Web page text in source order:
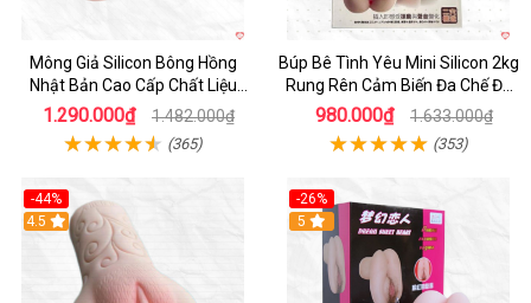
Mông Giả Silicon Bông Hồng
Nhật Bản Cao Cấp Chất Liệu
Mềm Mại
1.290.000₫ 1.482.000₫
(365)
Búp Bê Tình Yêu Mini Silicon 2kg
Rung Rên Cảm Biến Đa Chế Độ
Sành Điệu
980.000₫ 1.633.000₫
(353)
-44%
4.5
-26%
Hot
5